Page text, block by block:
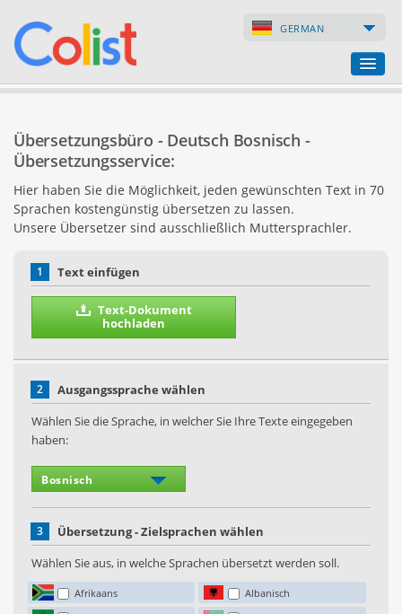
GERMAN
Firmenverzeichnis
Webseiten
Internet-Shops
Übersetzungsbüro - Deutsch Bosnisch -
Übersetzungsservice:
Hier haben Sie die Möglichkeit, jeden gewünschten Text in 70
Sprachen kostengünstig übersetzen zu lassen.
Unsere Übersetzer sind ausschließlich Muttersprachler.
1 Text einfügen
Text-Dokument
hochladen
2
Ausgangssprache wählen
Wählen Sie die Sprache, in welcher Sie Ihre Texte eingegeben
haben:
3
Übersetzung - Zielsprachen wählen
Wählen Sie aus, in welche Sprachen übersetzt werden soll.
Afrikaans
Albanisch